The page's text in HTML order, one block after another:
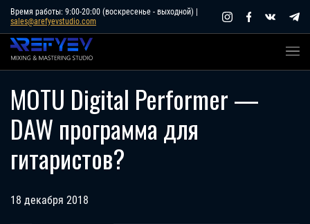
Skip
content
Время работы: 9:00-20:00 (воскресенье - выходной) |
sales@arefyevstudio.com
MOTU Digital Performer —
DAW программа для
гитаристов?
18 декабря 2018